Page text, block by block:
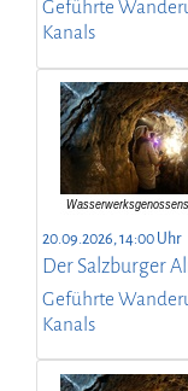
Geführte
Kanals
20.09.2026, 14:00 Uhr
Der Salzburger
Geführte
Kanals